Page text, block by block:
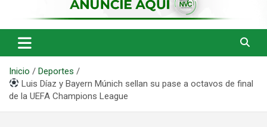
Inicio
Deportes
Luis Díaz y Bayern Múnich sellan su pase a octavos de final
de la UEFA Champions League